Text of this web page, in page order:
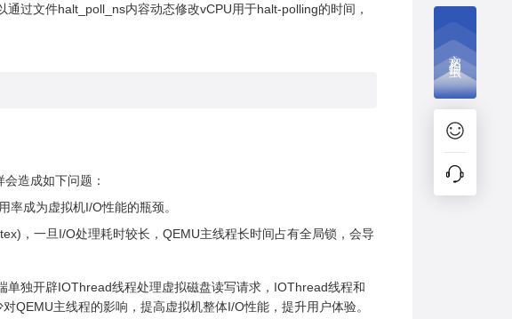
过文件halt_poll_ns内容动态修改vCPU用于halt-polling的时间，
造成如下问题：
率成为虚拟机I/O性能的瓶颈。
，一旦I/O处理耗时较长，QEMU主线程长时间占有全局锁，会导
独开辟IOThread线程处理虚拟磁盘读写请求，IOThread线程和
QEMU主线程的影响，提高虚拟机整体I/O性能，提升用户体验。